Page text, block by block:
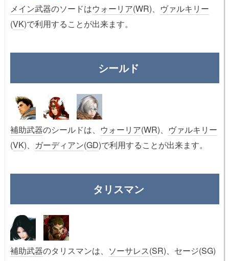
メイン武器のソードはウォーリア(WR)、 ヴァルキリー
(VK)で利用することが出来ます。
シールド
補助武器のシールドは、 ウォーリア(WR)、 ヴァルキリー
(VK)、 ガーディアン(GD)で利用することが出来ます。
タリスマン
補助武器のタリスマンは、 ソーサレス(SR)、セージ(SG)